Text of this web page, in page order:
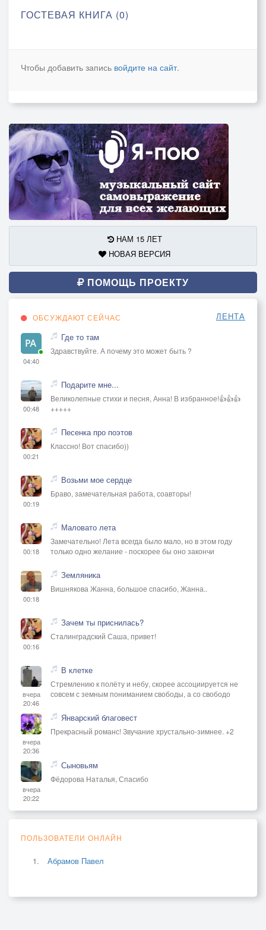
ГОСТЕВАЯ КНИГА (0)
Чтобы добавить запись войдите на сайт.
НАМ 15 ЛЕТ
НОВАЯ ВЕРСИЯ
ПОМОЩЬ ПРОЕКТУ
ОБСУЖДАЮТ СЕЙЧАС ЛЕНТА
04:40
Где то там
Здравствуйте. А почему это может быть ?
00:48
Подарите мне...
Великолепные стихи и песня, Анна! В избранное!👍👍👍
+++++
00:21
Песенка про поэтов
Классно! Вот спасибо))
00:19
Возьми мое сердце
Браво, замечательная работа, соавторы!
00:18
Маловато лета
Замечательно! Лета всегда было мало, но в этом году
только одно желание - поскорее бы оно закончи
00:18
Земляника
Вишнякова Жанна, большое спасибо, Жанна..
00:16
Зачем ты приснилась?
Сталинградский Саша, привет!
вчера
20:46
В клетке
Стремлению к полёту и небу, скорее ассоциируется не
совсем с земным пониманием свободы, а со свободо
вчера
20:36
Январский благовест
Прекрасный романс! Звучание хрустально-зимнее. +2
вчера
20:22
Сыновьям
Фёдорова Наталья, Спасибо
ПОЛЬЗОВАТЕЛИ ОНЛАЙН
Абрамов Павел